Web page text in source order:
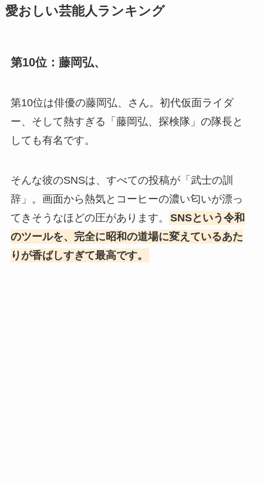
愛おしい芸能人ランキング
第10位：藤岡弘、
第10位は俳優の藤岡弘、さん。初代仮面ライダ
ー、そして熱すぎる「藤岡弘、探検隊」の隊長と
しても有名です。
そんな彼のSNSは、すべての投稿が「武士の訓
辞」。画面から熱気とコーヒーの濃い匂いが漂っ
てきそうなほどの圧があります。
SNSという令和
のツールを、完全に昭和の道場に変えているあた
りが香ばしすぎて最高です。